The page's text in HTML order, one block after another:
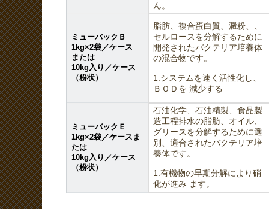
ん。
ミューバックＢ
1kg×2袋／ケース
または
10kg入り／ケース
（粉状）
脂肪、複合蛋白質、澱粉、、
セルロースを分解するために
開発されたバクテリア培養体
の混合物です。
1.システムを速く活性化し、
ＢＯＤを 減少する
ミューバックＥ
1kg×2袋／ケースま
たは
10kg入り／ケース
（粉状）
石油化学、石油精製、食品製
造工程排水の脂肪、オイル、
グリースを分解するために選
別、適合されたバクテリア培
養体です。
1.有機物の早期分解により硝
化が進み ます。